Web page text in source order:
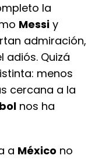
la
Messi y
admiración,
adiós. Quizá
menos
cercana a la
nos ha
a México no